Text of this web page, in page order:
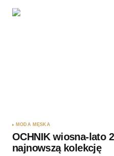
MODA MĘSKA
OCHNIK wiosna-lato
najnowszą kolekcję